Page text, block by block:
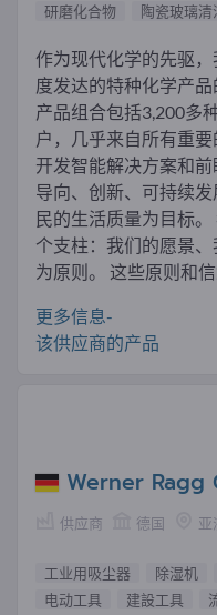
研磨化合物
陶瓷玻璃清
作为现代化学的先驱
度发达的特种化学产
产品组合包括3,200多
户，几乎来自所有重
开发智能解决方案和
导向、创新、可持续
民的生活质量为目标
个支柱：我们的愿景
为原则。 这些原则和
更多信息-
该供应商的产品
Werner Ragg
供应商 德国 亚
工业用吸尘器 除湿机
电动工具
建設工具